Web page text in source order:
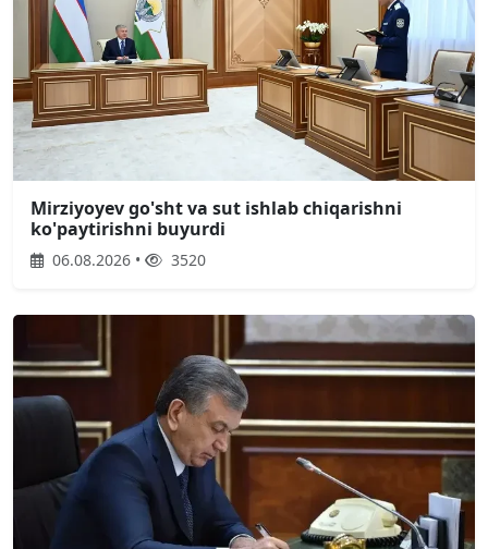
Mirziyoyev go'sht va sut ishlab chiqarishni
ko'paytirishni buyurdi
06.08.2026 • 3520